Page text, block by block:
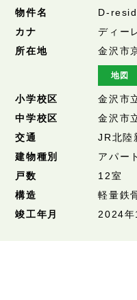
物件名
D-
カナ
ディー
所在地
金沢市
地図
小学校区
金沢市
中学校区
金沢市
交通
JR北陸
建物種別
アパート
戸数
12室
構造
軽量鉄
竣工年月
2024年